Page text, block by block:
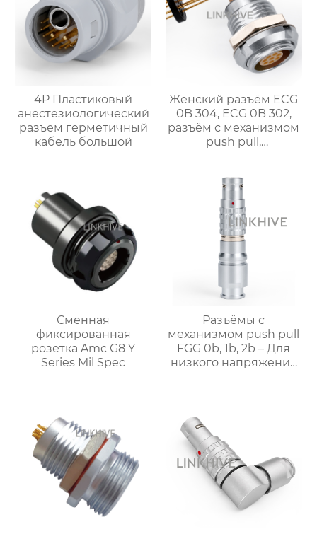
4P Пластиковый
анестезиологический
разъем герметичный
кабель большой
Женский разъём ECG
0B 304, ECG 0B 302,
разъём с механизмом
push pull,
Сменная
фиксированная
розетка Amc G8 Y
Series Mil Spec
Разъёмы с
механизмом push pull
FGG 0b, 1b, 2b – Для
низкого напряжения